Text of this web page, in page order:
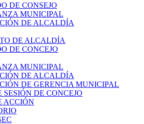
DE CONSEJO
MUNICIPAL
DE ALCALDÍA
DE ALCALDÍA
DE CONCEJO
MUNICIPAL
DE ALCALDÍA
DE GERENCIA MUNICIPAL
SESIÓN DE CONCEJO
ACCIÓN